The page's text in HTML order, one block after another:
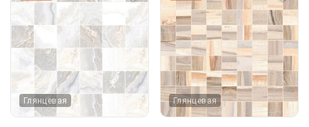
Глянцевая Глянцевая